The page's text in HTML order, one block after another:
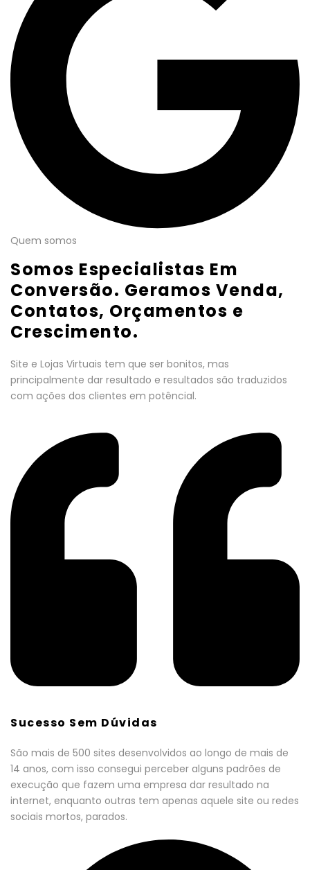
Quem somos
Somos Especialistas Em
Conversão. Geramos Venda,
Contatos, Orçamentos e
Crescimento.
Site e Lojas Virtuais tem que ser bonitos, mas
principalmente dar resultado e resultados são traduzidos
com ações dos clientes em potêncial.
Sucesso Sem Dúvidas
São mais de 500 sites desenvolvidos ao longo de mais de
14 anos, com isso consegui perceber alguns padrões de
execução que fazem uma empresa dar resultado na
internet, enquanto outras tem apenas aquele site ou redes
sociais mortos, parados.